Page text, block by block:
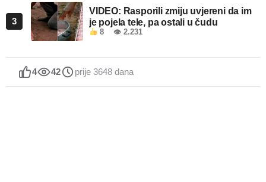
3
VIDEO: Rasporili zmiju uvjereni da im
je pojela tele, pa ostali u čudu
8 👁 2.231
4 42 prije 3648 dana